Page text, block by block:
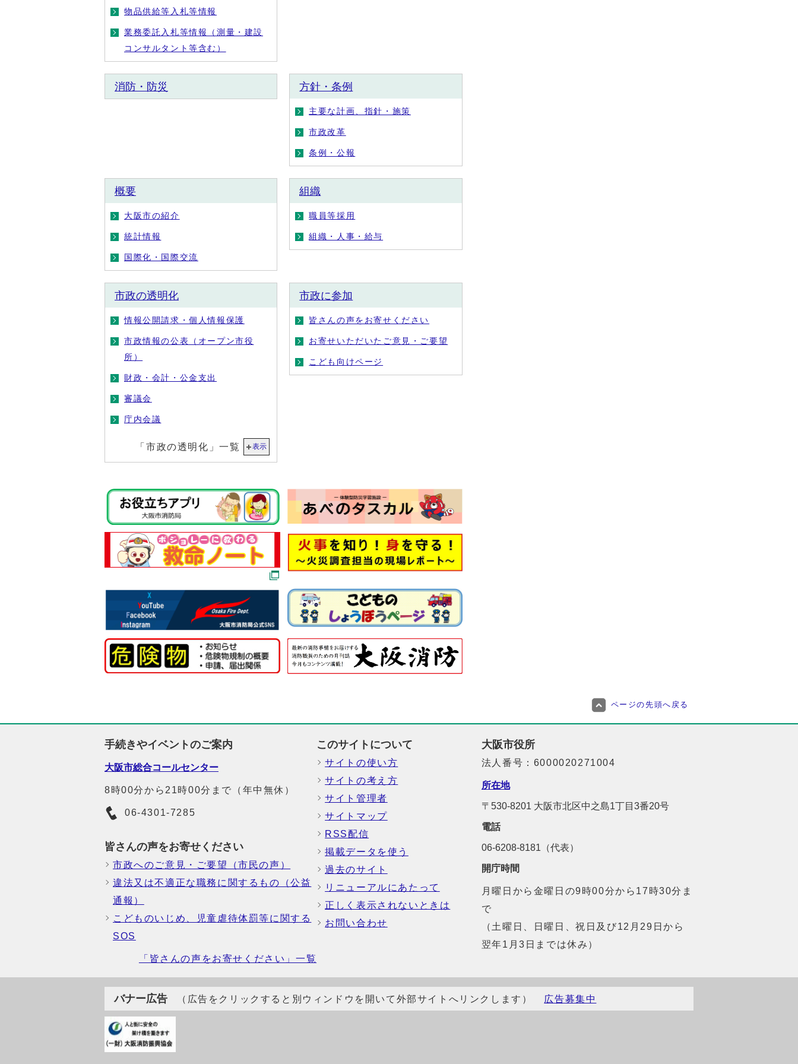
物品供給等入札等情報
業務委託入札等情報（測量・建設
コンサルタント等含む）
消防・防災 方針・条例
主要な計画、指針・施策
市政改革
条例・公報
概要
大阪市の紹介
統計情報
国際化・国際交流
組織
職員等採用
組織・人事・給与
市政の透明化
情報公開請求・個人情報保護
市政情報の公表（オープン市役
所）
財政・会計・公金支出
審議会
庁内会議
「市政の透明化」一覧 表示
市政に参加
皆さんの声をお寄せください
お寄せいただいたご意見・ご要望
こども向けページ
ページの先頭へ戻る
手続きやイベントのご案内
大阪市総合コールセンター
8時00分から21時00分まで（年中無休）
06-4301-7285
皆さんの声をお寄せください
市政へのご意見・ご要望（市民の声）
違法又は不適正な職務に関するもの（公益
通報）
こどものいじめ、児童虐待体罰等に関する
SOS
「皆さんの声をお寄せください」一覧
このサイトについて
サイトの使い方
サイトの考え方
サイト管理者
サイトマップ
RSS配信
掲載データを使う
過去のサイト
リニューアルにあたって
正しく表示されないときは
お問い合わせ
大阪市役所
法人番号：6000020271004
所在地
〒530-8201 大阪市北区中之島1丁目3番20号
電話
06-6208-8181（代表）
開庁時間
月曜日から金曜日の9時00分から17時30分ま
で
（土曜日、日曜日、祝日及び12月29日から
翌年1月3日までは休み）
バナー広告 （広告をクリックすると別ウィンドウを開いて外部サイトへリンクします） 広告募集中